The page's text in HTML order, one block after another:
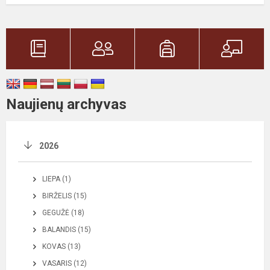
Naujienų archyvas
2026
LIEPA (1)
BIRŽELIS (15)
GEGUŽĖ (18)
BALANDIS (15)
KOVAS (13)
VASARIS (12)